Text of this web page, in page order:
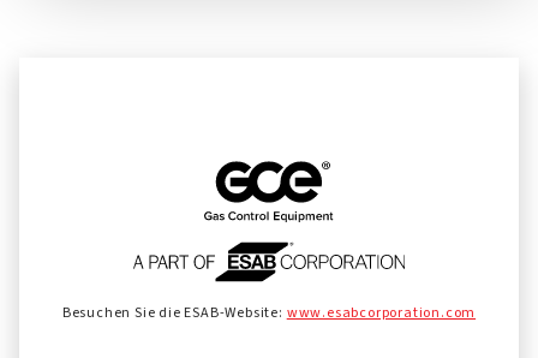
Besuchen Sie die ESAB-Website: www.esabcorporation.com